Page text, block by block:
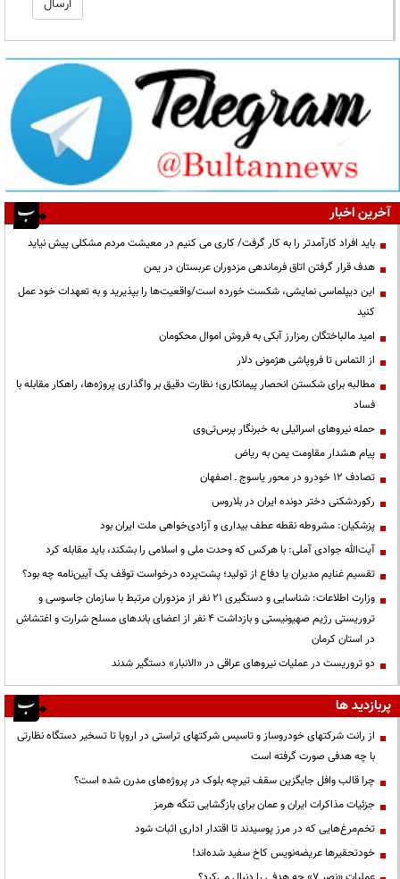
آخرین اخبار
باید افراد کارآمدتر را به کار گرفت/ کاری می کنیم در معیشت مردم مشکلی پیش نیاید
هدف قرار گرفتن اتاق‌ فرماندهی مزدوران عربستان در یمن
این دیپلماسی نمایشی، شکست خورده است/واقعیت‌ها را بپذیرید و به تعهدات خود عمل
کنید
امید مالباختگان رمزارز آبکی به فروش اموال محکومان
از التماس تا فروپاشی هژمونی دلار
مطالبه برای شکستن انحصار پیمانکاری؛ نظارت دقیق بر واگذاری پروژه‌ها، راهکار مقابله با
فساد
حمله نیروهای اسرائیلی به خبرنگار پرس‌تی‌وی
پیام هشدار مقاومت یمن به ریاض
تصادف ۱۲ خودرو در محور یاسوج ـ اصفهان
رکوردشکنی دختر دونده ایران در بلاروس
پزشکیان: مشروطه نقطه عطف بیداری و آزادی‌خواهی ملت ایران بود
آیت‌الله جوادی آملی: با هرکس که وحدت ملی و اسلامی را بشکند، باید مقابله کرد
تقسیم غنایم مدیران یا دفاع از تولید؛ پشت‌پرده درخواست توقف یک آیین‌نامه چه بود؟
وزارت اطلاعات: شناسایی و دستگیری ۲۱ نفر از مزدوران مرتبط با سازمان جاسوسی و
تروریستی رژیم صهیونیستی و بازداشت ۴ نفر از اعضای باندهای مسلح شرارت و اغتشاش
در استان کرمان
دو تروریست در عملیات نیروهای عراقی در «الانبار» دستگیر شدند
پربازدید ها
از رانت‌ شرکتهای خودروساز و تاسیس شرکتهای تراستی در اروپا تا تسخیر دستگاه نظارتی
با چه هدفی صورت گرفته است
چرا قالب وافل جایگزین سقف تیرچه بلوک در پروژه‌های مدرن شده است؟
جزئیات مذاکرات ایران و عمان برای بازگشایی تنگه هرمز
تخم‌مرغ‌هایی که در مرز پوسیدند تا اقتدار اداری اثبات شود
خودتحقیرها عریضه‌نویس کاخ سفید شده‌اند!